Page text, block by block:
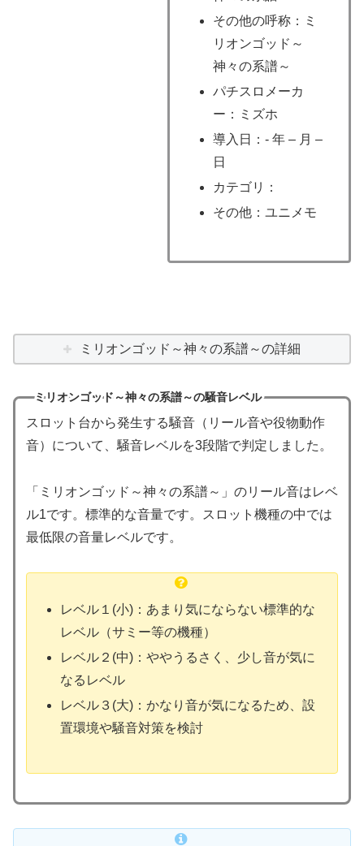
その他の呼称：ミ
リオンゴッド～
神々の系譜～
パチスロメーカ
ー：ミズホ
導入日：- 年 – 月 –
日
カテゴリ：
その他：ユニメモ
ミリオンゴッド～神々の系譜～の詳細
ミリオンゴッド～神々の系譜～の騒音レベル
スロット台から発生する騒音（リール音や役物動作
音）について、騒音レベルを3段階で判定しました。
「ミリオンゴッド～神々の系譜～」のリール音はレベ
ル1です。標準的な音量です。スロット機種の中では
最低限の音量レベルです。
レベル１(小)：あまり気にならない標準的な
レベル（サミー等の機種）
レベル２(中)：ややうるさく、少し音が気に
なるレベル
レベル３(大)：かなり音が気になるため、設
置環境や騒音対策を検討